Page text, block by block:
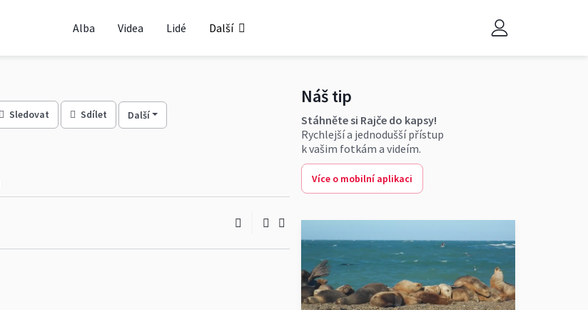
Alba Videa Lidé Další
Sledovat Sdílet
Další
Náš tip
Stáhněte si Rajče do kapsy!
Rychlejší a jednodušší přístup
k vašim fotkám a videím.
Více o mobilní aplikaci